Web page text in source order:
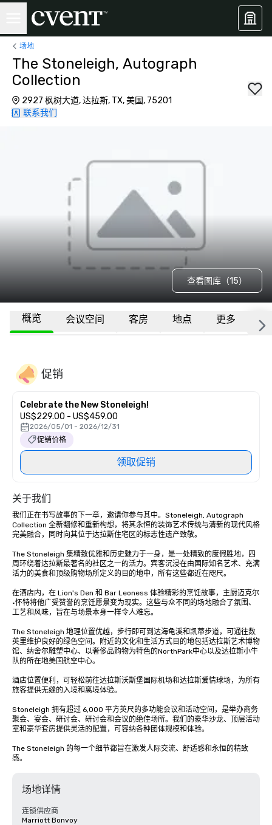
场地
The Stoneleigh, Autograph
Collection
2927 枫树大道, 达拉斯, TX, 美国, 75201
联系我们
查看图库（15）
概览 会议空间 客房 地点 更多 常
促销
Celebrate the New Stoneleigh!
US$229.00 - US$459.00
2026/05/01 - 2026/12/31
促销价格
领取促销
关于我们
我们正在书写故事的下一章，邀请你参与其中。Stoneleigh, Autograph
Collection 全新翻修和重新构想，将其永恒的装饰艺术传统与清新的现代风格
完美融合，同时向其位于达拉斯住宅区的标志性遗产致敬。
The Stoneleigh 集精致优雅和历史魅力于一身，是一处精致的度假胜地，四
周环绕着达拉斯最著名的社区之一的活力。宾客沉浸在由国际知名艺术、充满
活力的美食和顶级购物场所定义的目的地中，所有这些都近在咫尺。
在酒店内，在 Lion's Den 和 Bar Leoness 体验精彩的烹饪故事，主厨迈克尔
·怀特将他广受赞誉的烹饪愿景变为现实。这些与众不同的场地融合了氛围、
工艺和风味，旨在与场景本身一样令人难忘。
The Stoneleigh 地理位置优越，步行即可到达海龟溪和凯蒂步道，可通往数
英里维护良好的绿色空间。附近的文化和生活方式目的地包括达拉斯艺术博物
馆、纳舍尔雕塑中心、以奢侈品购物为特色的NorthPark中心以及达拉斯小牛
队的所在地美国航空中心。
酒店位置便利，可轻松前往达拉斯沃斯堡国际机场和达拉斯爱情球场，为所有
旅客提供无缝的入境和离境体验。
Stoneleigh 拥有超过 6,000 平方英尺的多功能会议和活动空间，是举办商务
聚会、宴会、研讨会、研讨会和会议的绝佳场所。我们的豪华沙龙、顶层活动
室和豪华套房提供灵活的配置，可容纳各种团体规模和体验。
The Stoneleigh 的每一个细节都旨在激发人际交流、舒适感和永恒的精致
感。
场地详情
连锁供应商
Marriott Bonvoy